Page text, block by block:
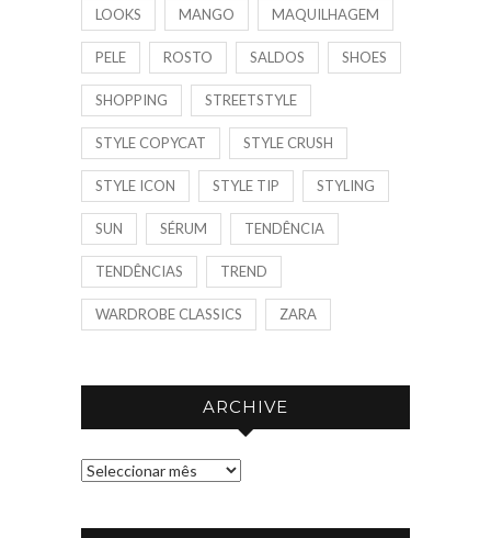
LOOKS MANGO MAQUILHAGEM
PELE ROSTO SALDOS SHOES
SHOPPING STREETSTYLE
STYLE COPYCAT STYLE CRUSH
STYLE ICON STYLE TIP STYLING
SUN SÉRUM TENDÊNCIA
TENDÊNCIAS TREND
WARDROBE CLASSICS ZARA
ARCHIVE
A
C